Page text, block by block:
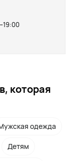
которая
одежда
Детям